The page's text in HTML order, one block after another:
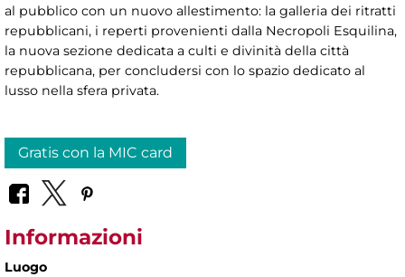
al pubblico con un nuovo allestimento: la galleria dei ritratti
repubblicani, i reperti provenienti dalla Necropoli Esquilina,
la nuova sezione dedicata a culti e divinità della città
repubblicana, per concludersi con lo spazio dedicato al
lusso nella sfera privata.
Gratis con la MIC card
Informazioni
Luogo